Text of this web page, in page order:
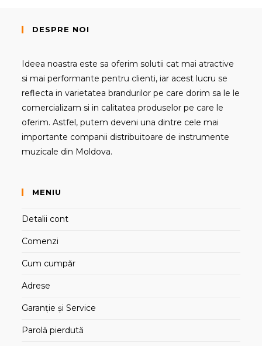
DESPRE NOI
Ideea noastra este sa oferim solutii cat mai atractive
si mai performante pentru clienti, iar acest lucru se
reflecta in varietatea brandurilor pe care dorim sa le le
comercializam si in calitatea produselor pe care le
oferim. Astfel, putem deveni una dintre cele mai
importante companii distribuitoare de instrumente
muzicale din Moldova.
MENIU
Detalii cont
Comenzi
Cum cumpăr
Adrese
Garanție și Service
Parolă pierdută